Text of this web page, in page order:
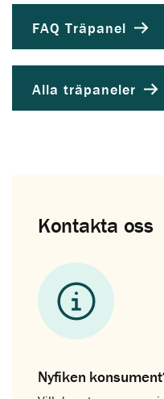
FAQ Träpanel
Alla träpaneler
Kontakta oss
Nyfiken